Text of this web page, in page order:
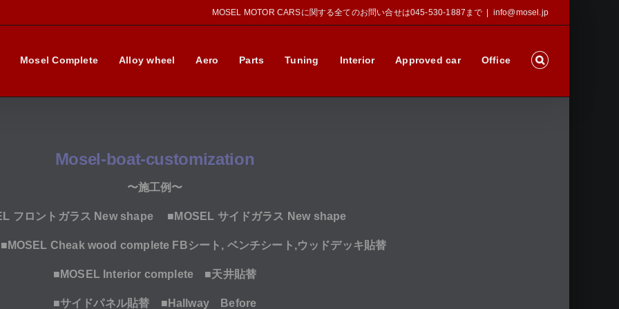
MOSEL MOTOR CARSに関する全てのお問い合せは045-530-1887まで info@mosel.jp
Mosel Complete Alloy wheel Aero Parts Tuning Interior Approved car Office
Mosel-boat-customization
〜施工例〜
フロントガラス New shape ■ MOSEL サイドガラス New shape
■MOSEL Cheak wood complete FBシート, ベンチシート,ウッドデッキ貼替
■ MOSEL Interior complete ■天井貼替
■サイドパネル貼替 ■ Hallway Before